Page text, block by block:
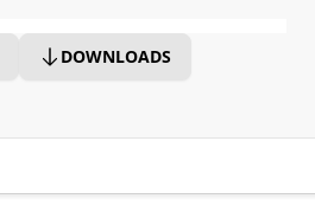
DOWNLOADS